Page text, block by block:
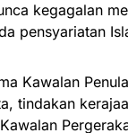
kegagalan
pensyariatan
Kawalan
tindakan